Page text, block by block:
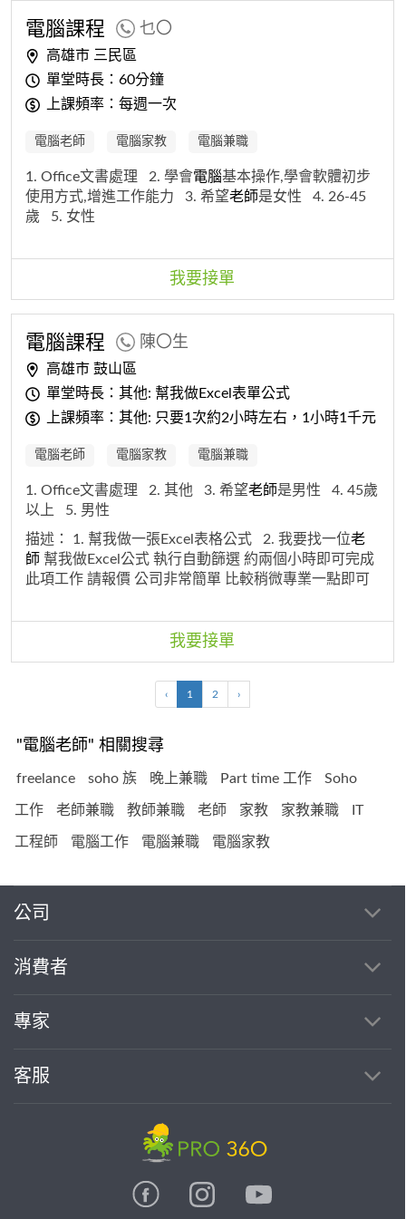
電腦課程 乜〇
高雄市 三民區
單堂時長：60分鐘
上課頻率：每週一次
電腦老師 電腦家教 電腦兼職
1. Office文書處理 2. 學會電腦基本操作,學會軟體初步
使用方式,增進工作能力
3. 希望老師是女性
4. 26-45
歲
5. 女性
我要接單
電腦課程 陳〇生
高雄市 鼓山區
單堂時長：其他: 幫我做Excel表單公式
上課頻率：其他: 只要1次約2小時左右，1小時1千元
電腦老師 電腦家教 電腦兼職
1. Office文書處理 2. 其他 3. 希望老師是男性
4. 45歲
以上
5. 男性
描述： 1. 幫我做一張Excel表格公式 2. 我要找一位老
師 幫我做Excel公式 執行自動篩選 約兩個小時即可完成
此項工作 請報價 公司非常簡單 比較稍微專業一點即可
時左右，1小時1千元
我要接單
‹ 1 2 ›
"電腦老師" 相關搜尋
freelance soho 族 晚上兼職 Part time 工作 Soho
工作 老師兼職 教師兼職 老師 家教 家教兼職 IT
工程師 電腦工作 電腦兼職 電腦家教
公司
消費者
專家
客服